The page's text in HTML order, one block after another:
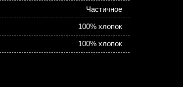
Частичное
100% хлопок
100% хлопок